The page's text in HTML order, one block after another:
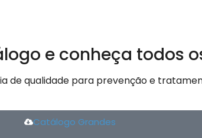
e conheça todos
de qualidade para prevenção e
Catálogo Grandes